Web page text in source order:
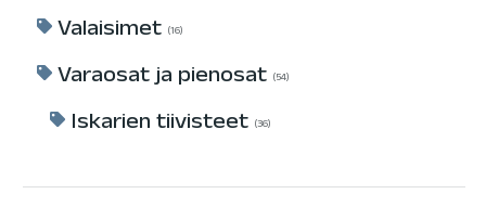
Valaisimet 16
Varaosat ja pienosat 54
Iskarien tiivisteet 36